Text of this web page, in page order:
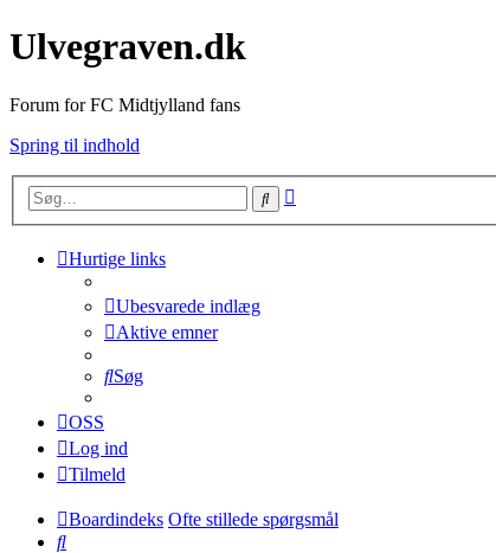
Ulvegraven.dk
Forum for FC Midtjylland fans
Spring til indhold
Søg
Hurtige links
Ubesvarede indlæg
Aktive emner
Søg
OSS
Log ind
Tilmeld
Boardindeks Ofte stillede spørgsmål
Søg